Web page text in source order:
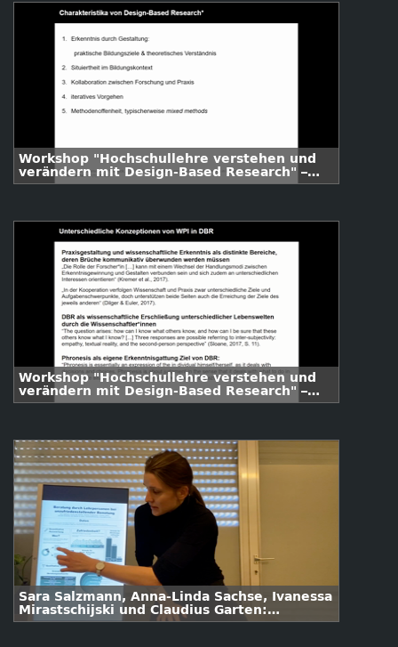
Workshop "Hochschullehre verstehen und
verändern mit Design-Based Research" –
Impuls I (Alexa Brase)
Workshop "Hochschullehre verstehen und
verändern mit Design-Based Research" –
Impuls II (Tobias Jenert)
Sara Salzmann, Anna-Linda Sachse, Ivanessa
Mirastschijski und Claudius Garten:
Beratung durch Lehrpersonen bei